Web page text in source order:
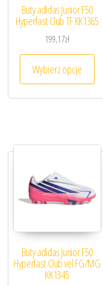
wybrać na stronie
ma wiele wariantów.
Buty adidas Junior F50
Hyperfast Club TF KK1365
199,17zł
Wybierz opcje
Buty adidas Junior F50
Hyperfast Club vel FG/MG
KK1345